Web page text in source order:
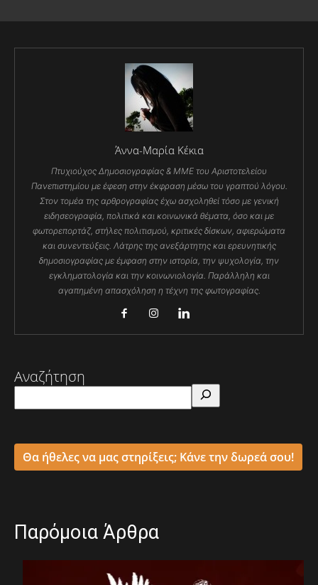
Άννα-Μαρία Κέκια
Πτυχιούχος Δημοσιογραφίας & ΜΜΕ του Αριστοτελείου
Πανεπιστημίου με έφεση στην έκφραση μέσω του γραπτού λόγου.
Στον τομέα της αρθρογραφίας έχω ασχοληθεί τόσο με γενική
ειδησεογραφία, πολιτικά και κοινωνικά θέματα, όσο και με
φωτορεπορτάζ, στήλες πολιτισμού, κριτικές δίσκων, αφιερώματα
και συνεντεύξεις. Λάτρης της ανεξάρτητης και ερευνητικής
δημοσιογραφίας με έμφαση στην ιστορία, την ψυχολογία, την
εγκληματολογία και την κοινωνιολογία. Παράλληλη και
αγαπημένη απασχόληση η τέχνη της φωτογραφίας.
Αναζήτηση
Θα ήθελες να μας στηρίξεις; Κάνε την δωρεά σου!
Παρόμοια Άρθρα